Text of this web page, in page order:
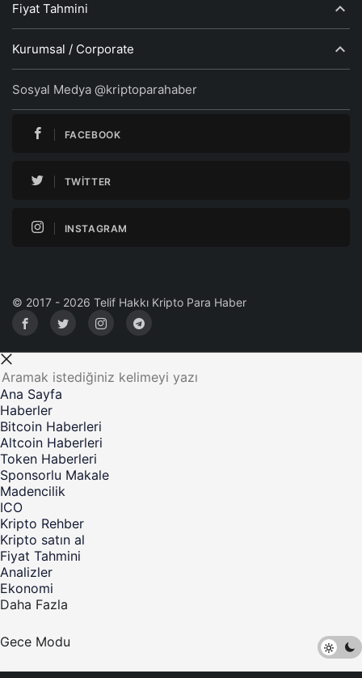
Fiyat Tahmini
Kurumsal / Corporate
Sosyal Medya @kriptoparahaber
FACEBOOK
TWITTER
INSTAGRAM
© 2017 - 2026 Telif Hakkı Kripto Para Haber
Ana Sayfa
Haberler
Bitcoin Haberleri
Altcoin Haberleri
Token Haberleri
Sponsorlu Makale
Madencilik
ICO
Kripto Rehber
Kripto satın al
Fiyat Tahmini
Analizler
Ekonomi
Daha Fazla
Gece Modu